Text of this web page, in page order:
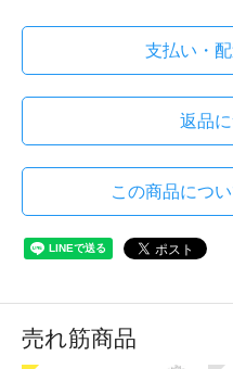
支払い・
返品
この商品につ
売れ筋商品